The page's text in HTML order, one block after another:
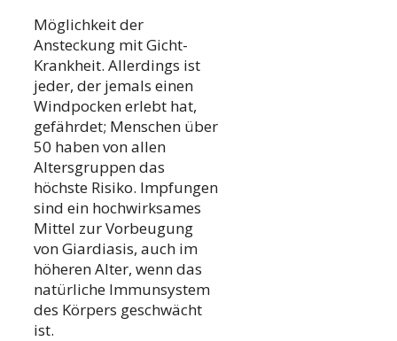
Möglichkeit der
Ansteckung mit Gicht-
Krankheit. Allerdings ist
jeder, der jemals einen
Windpocken erlebt hat,
gefährdet; Menschen über
50 haben von allen
Altersgruppen das
höchste Risiko. Impfungen
sind ein hochwirksames
Mittel zur Vorbeugung
von Giardiasis, auch im
höheren Alter, wenn das
natürliche Immunsystem
des Körpers geschwächt
ist.